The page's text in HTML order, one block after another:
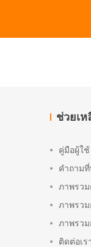
ช่วยเ
คู่มือผู้ใช้
คำถาม
ภาพรว
ภาพรวม
ภาพรวม
ติดต่อเร